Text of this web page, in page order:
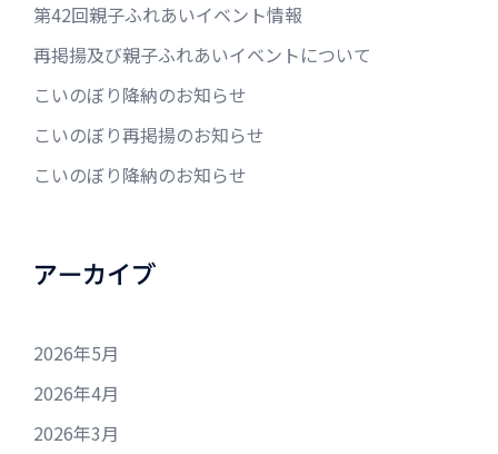
第42回親子ふれあいイベント情報
再掲揚及び親子ふれあいイベントについて
こいのぼり降納のお知らせ
こいのぼり再掲揚のお知らせ
こいのぼり降納のお知らせ
アーカイブ
2026年5月
2026年4月
2026年3月